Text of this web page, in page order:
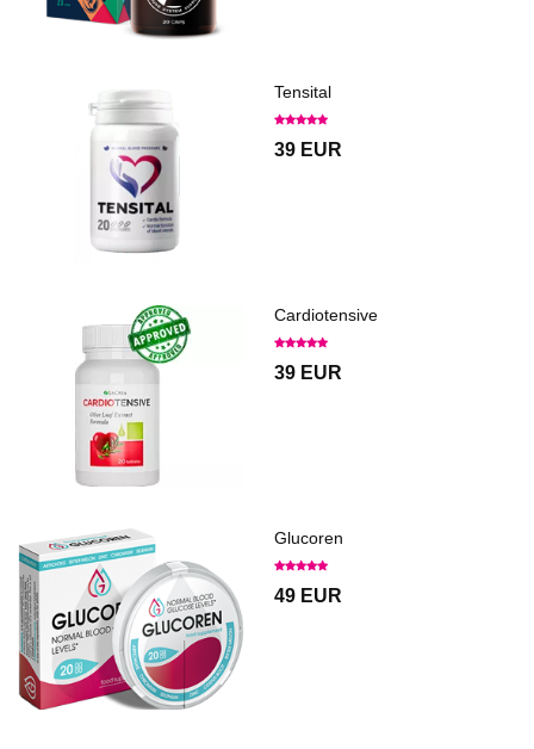
Tensital
39 EUR
Cardiotensive
39 EUR
Glucoren
49 EUR